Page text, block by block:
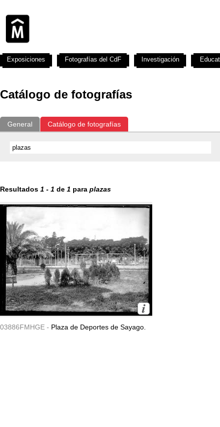
Catálogo de fotografías
General Catálogo de fotografías
Resultados 1 - 1 de 1 para plazas
03886FMHGE - Plaza de Deportes de Sayago.
Exposiciones Fotografías del CdF Investigación